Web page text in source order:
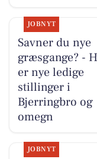
JOBNYT
Savner du nye
græsgange? -
er nye ledige
stillinger i
Bjerringbro og
omegn
JOBNYT